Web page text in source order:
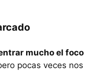
mucho el foco
pocas veces nos